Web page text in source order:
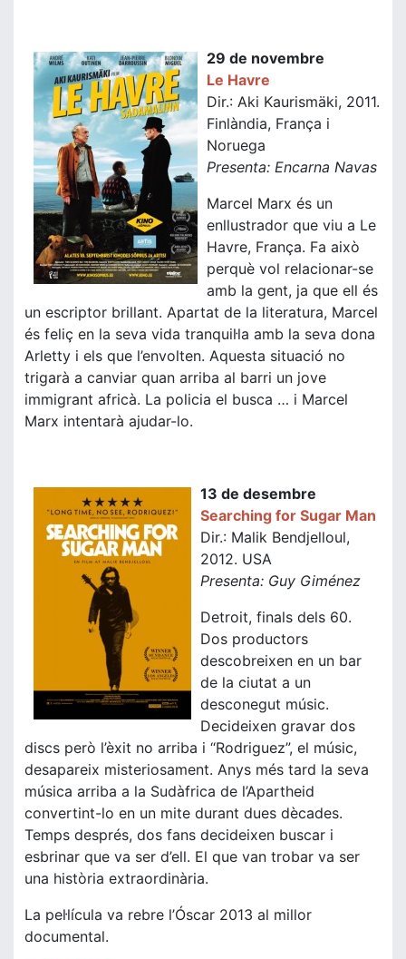
29 de novembre
Le Havre
Dir.: Aki Kaurismäki, 2011.
Finlàndia, França i
Noruega
Presenta: Encarna Navas
Marcel Marx és un
enllustrador que viu a Le
Havre, França. Fa això
perquè vol relacionar-se
amb la gent, ja que ell és
un escriptor brillant. Apartat de la literatura, Marcel
és feliç en la seva vida tranquil·la amb la seva dona
Arletty i els que l’envolten. Aquesta situació no
trigarà a canviar quan arriba al barri un jove
immigrant africà. La policia el busca … i Marcel
Marx intentarà ajudar-lo.
13 de desembre
Searching for Sugar Man
Dir.: Malik Bendjelloul,
2012. USA
Presenta: Guy Giménez
Detroit, finals dels 60.
Dos productors
descobreixen en un bar
de la ciutat a un
desconegut músic.
Decideixen gravar dos
discs però l’èxit no arriba i “Rodriguez”, el músic,
desapareix misteriosament. Anys més tard la seva
música arriba a la Sudàfrica de l’Apartheid
convertint-lo en un mite durant dues dècades.
Temps després, dos fans decideixen buscar i
esbrinar que va ser d’ell. El que van trobar va ser
una història extraordinària.
La pel·lícula va rebre l’Óscar 2013 al millor
documental.